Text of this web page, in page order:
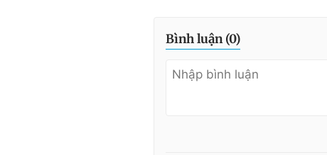
Bình luận (0)